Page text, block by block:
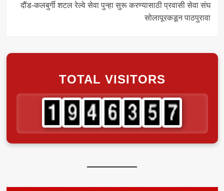
दौंड-कलबुर्गी शटल रेल्वे सेवा पुन्हा सुरू करण्यासाठी प्रवासी सेवा संघ
सोलापूरकडून पाठपुरावा
TOTAL VISITORS